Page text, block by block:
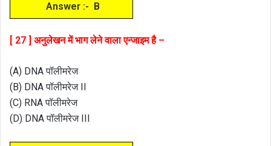
Answer :- B
[ 27 ] अनुलेखन में भाग लेने वाला एन्जाइम है –
(A) DNA पॉलीमरेज
(B) DNA पॉलीमरेज II
(C) RNA पॉलीमरेज
(D) DNA पॉलीमरेज III